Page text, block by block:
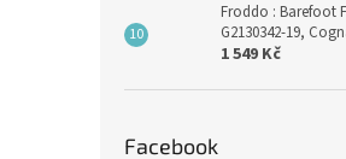
Froddo : Barefoot
G2130342-19,
1 549 Kč
Facebook